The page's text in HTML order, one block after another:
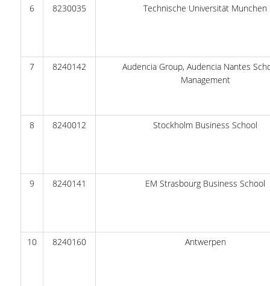
ΜΑΘΗΜΑΤΑ ΠΡΟΓΡΑΜΜΑΤΟΣ ΣΠΟΥΔΩΝ
ΒΡΑΒΕΙΑ ΕΡΓΑΣΙΩΝ
ΕΥΚΑΙΡΙΕΣ ΓΙΑ ΠΡΑΚΤΙΚΗ ΑΣΚΗΣΗ
ΔΙΑΧΕΙΡΙΣΗ ΠΑΡΑΠΟΝΩΝ ΦΟΙΤΗΤΩΝ
ΜΕΤΑΠΤΥΧΙΑΚΕΣ ΣΠΟΥΔΕΣ
6 8230035 Technische Universität Munchen
7 8240142
Audencia Group, Audencia Nantes
Management
8 8240012 Stockholm Business School
9 8240141 ΕΜ Strasbourg Business School
10 8240160 Antwerpen